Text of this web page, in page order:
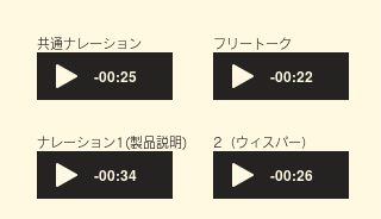
共通ナレーション
-00:25
フリートーク
-00:22
​ナレーション1(製品説明) ​2（ウィスパー）
-00:34 -00:26